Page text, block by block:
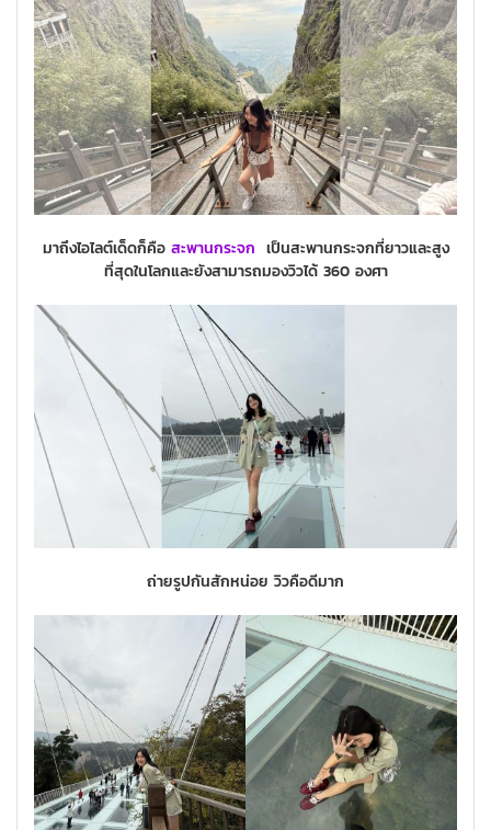
มาถึงไอไลต์เด็ดก็คือ สะพานกระจก เป็นสะพานกระจกที่ยาวและสูง
ที่สุดในโลกและยังสามารถมองวิวได้ 360 องศา
ถ่ายรูปกันสักหน่อย วิวคือดีมาก